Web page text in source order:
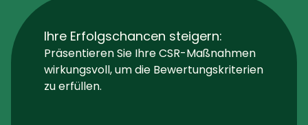
Ihre Erfolgschancen steigern:
Präsentieren Sie Ihre CSR-Maßnahmen
wirkungsvoll, um die Bewertungskriterien
zu erfüllen.